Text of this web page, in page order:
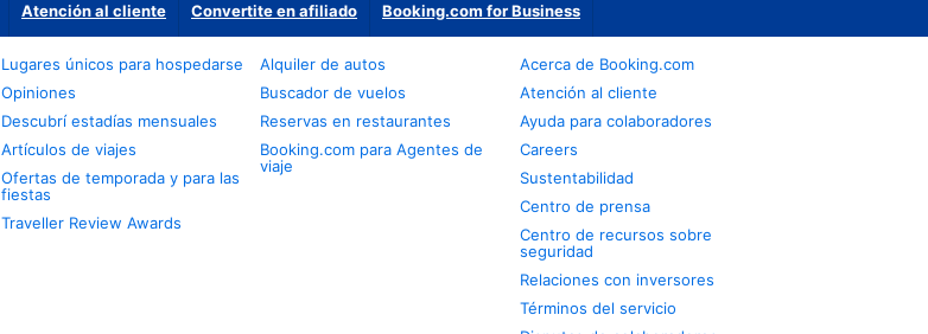
Atención al cliente Convertite en afiliado Booking.com for Business
Lugares únicos para hospedarse
Opiniones
Descubrí estadías mensuales
Artículos de viajes
Ofertas de temporada y para las
fiestas
Traveller Review Awards
Alquiler de autos
Buscador de vuelos
Reservas en restaurantes
Booking.com para Agentes de
viaje
Acerca de Booking.com
Atención al cliente
Ayuda para colaboradores
Careers
Sustentabilidad
Centro de prensa
Centro de recursos sobre
seguridad
Relaciones con inversores
Términos del servicio